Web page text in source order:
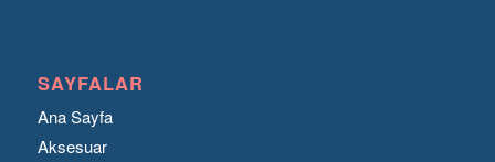
SAYFALAR
Ana Sayfa
Aksesuar